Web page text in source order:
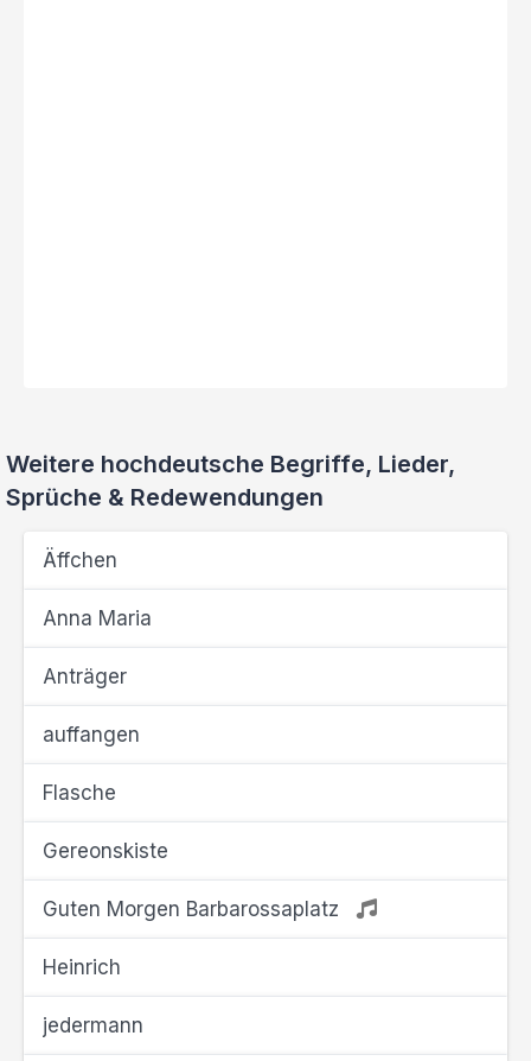
Weitere hochdeutsche Begriffe, Lieder,
Sprüche & Redewendungen
Äffchen
Anna Maria
Anträger
auffangen
Flasche
Gereonskiste
Guten Morgen Barbarossaplatz
Heinrich
jedermann